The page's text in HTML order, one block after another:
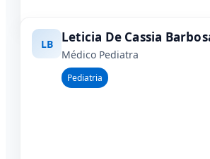
LB Leticia De Cassia
Médico Pediatra
Pediatria